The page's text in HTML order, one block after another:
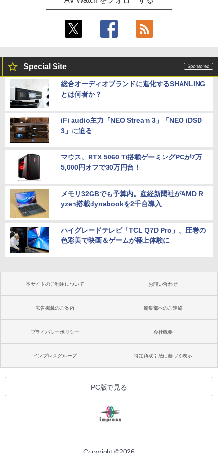
Special Site
総合オーディオブランドに進化するSHANLING
とは何者か？
iFi audio主力「NEO Stream 3」「NEO iDSD
3」に迫る
マウス、RTX 5060 Ti搭載ゲーミングPCが7万
5,000円オフで30万円台！
メモリ32GBでも予算内。産経新聞社がAMD R
yzen搭載dynabookを2千台導入
ハイグレードテレビ「TCL Q7D Pro」。圧巻の
色彩美で映画＆ゲームが極上体験に
本サイトのご利用について お問い合わせ
広告掲載のご案内 編集部へのご連絡
プライバシーポリシー 会社概要
インプレスグループ 特定商取引法に基づく表示
PC版で見る